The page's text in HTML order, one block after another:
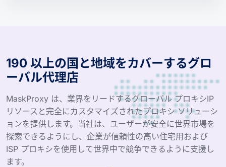
190 以上の国と地域をカバーするグロ
ーバル代理店
MaskProxy は、業界をリードするグローバル プロキシIP
リソースと完全にカスタマイズされたプロキシ ソリューシ
ョンを提供します。当社は、ユーザーが安全に世界市場を
探索できるようにし、企業が信頼性の高い住宅用および
ISP プロキシを使用して世界中で競争できるように支援し
ます。